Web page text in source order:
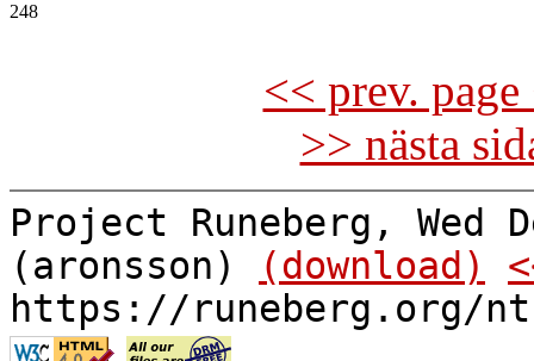
248
<< prev.
>> nästa
Project Runeberg, Wed
(aronsson)
(download)
https://runeberg.org/